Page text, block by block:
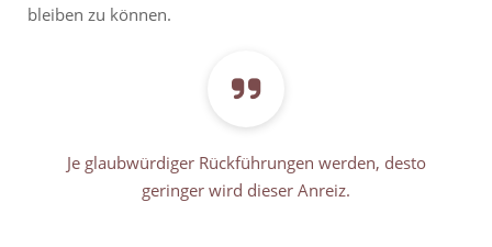
bleiben zu können.
Je glaubwürdiger Rückführungen werden, desto
geringer wird dieser Anreiz.